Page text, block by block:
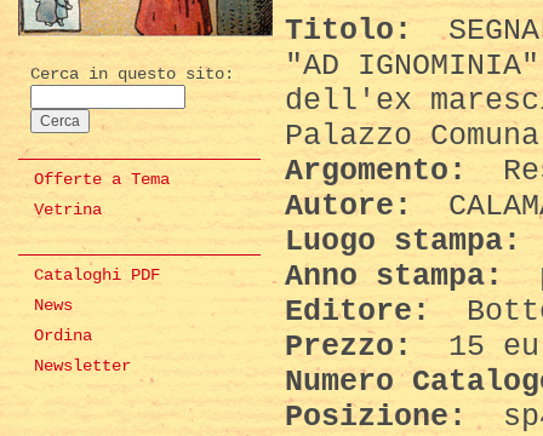
Cerca in questo sito:
Offerte a Tema
Vetrina
Cataloghi PDF
News
Ordina
Newsletter
Titolo:
"AD
dell'ex
Palazzo
Argomento:
Autore:
Luogo stampa:
Anno stampa:
Editore:
Prezzo:
15
Numero
Posizione: